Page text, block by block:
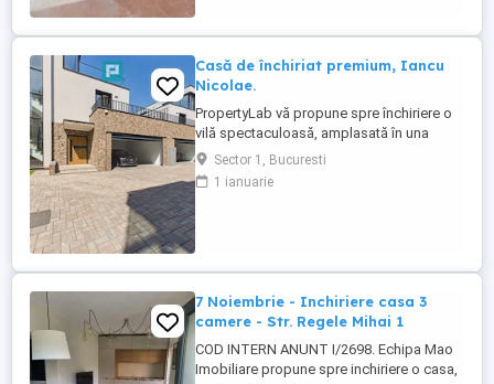
Casă de închiriat premium, Iancu
Nicolae.
PropertyLab vă propune spre închiriere o
vilă spectaculoasă, amplasată în una
dintre cele mai exclusiviste zone
rezidențiale ale Bucureștiului – Iancu
Nicolae, recunoscută pentru comunitatea
Sector 1, Bucuresti
1 ianuarie
7 Noiembrie - Inchiriere casa 3
camere - Str. Regele Mihai 1
COD INTERN ANUNT I/2698. Echipa Mao
Imobiliare propune spre inchiriere o casa,